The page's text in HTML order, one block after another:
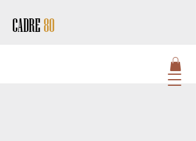
CADRE80